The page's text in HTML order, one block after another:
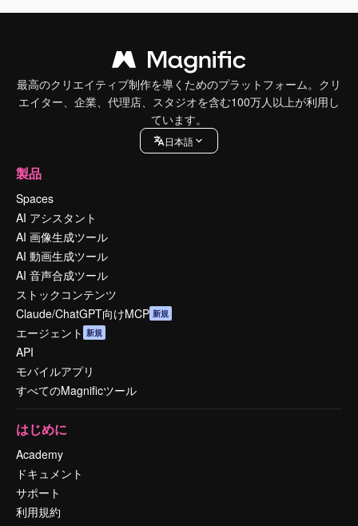
最高のクリエイティブ制作を導くためのプラットフォーム。クリ
エイター、企業、代理店、スタジオを含む100万人以上が利用し
ています。
日本語
製品
Spaces
AI アシスタント
AI 画像生成ツール
AI 動画生成ツール
AI 音声合成ツール
ストックコンテンツ
Claude/ChatGPT向けMCP 新規
エージェント 新規
API
モバイルアプリ
すべてのMagnificツール
はじめに
Academy
ドキュメント
サポート
利用規約